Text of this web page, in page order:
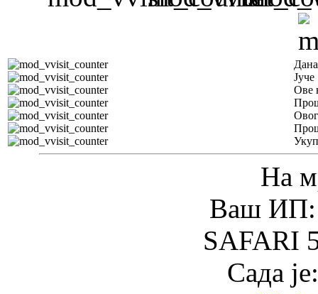
Јуче
Ове
На
Ваш ИП:
SAFARI
Сада